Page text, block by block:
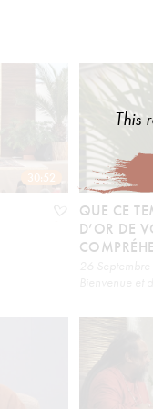
30:52
QUE CE
D’OR DE
This